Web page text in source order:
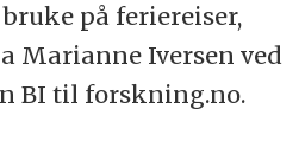
på feriereiser,
Marianne Iversen ved
BI til forskning.no.